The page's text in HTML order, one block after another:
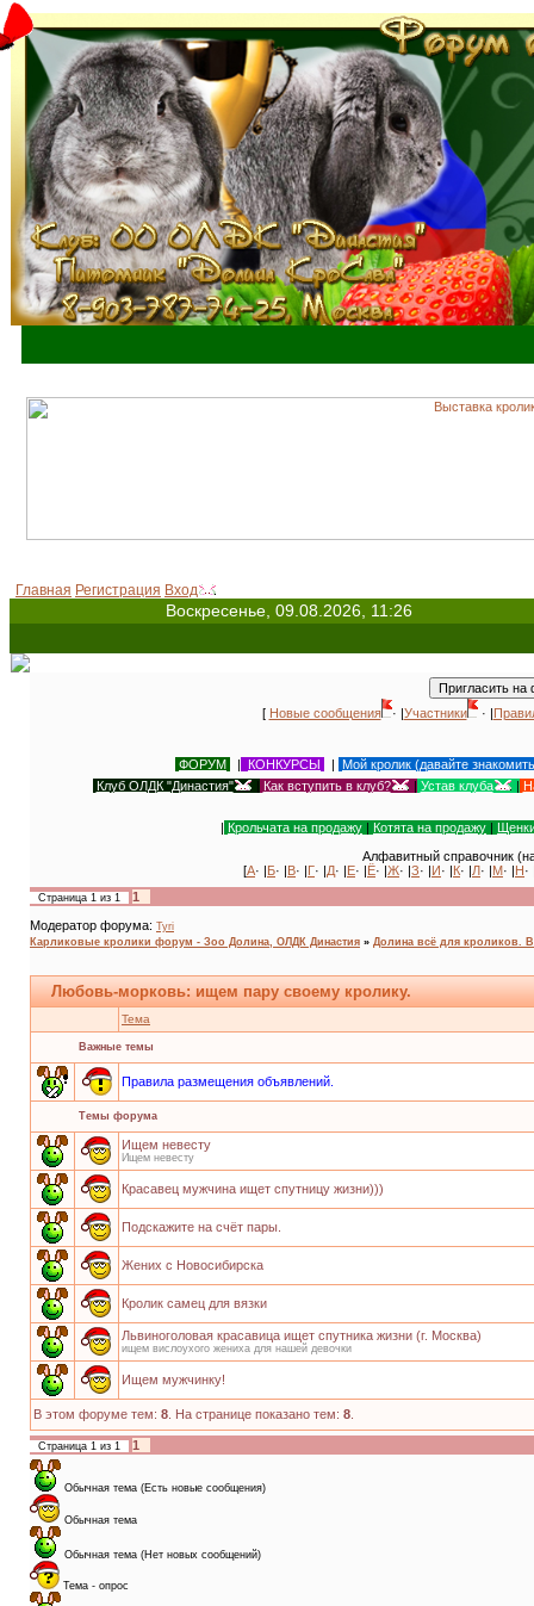
Главная Регистрация Вход
Воскресенье, 09.08.2026, 11:26
[ Новые сообщения · |Участники · |
ФОРУМ | КОНКУРСЫ | Мой кролик (давайте
Клуб ОЛДК "Династия"
| Как вступить в клуб? | Устав клуба |
| Крольчата на продажу | Котята на продажу |
Алфавитный справочник
[А· |Б· |В· |Г· |Д· |Е· |Ё· |Ж· |З· |И· |К· |Л· |М· |Н·
Страница 1 из 1
1
Модератор форума: Tyri
Карликовые кролики форум - Зоо Долина, ОЛДК Династия » Долина всё для кроликов.
Любовь-морковь: ищем пару своему кролику.
Тема
Важные темы
Правила размещения объявлений.
Темы форума
Ищем невесту
Ищем невесту
Красавец мужчина ищет спутницу жизни)))
Подскажите на счёт пары.
Жених с Новосибирска
Кролик самец для вязки
Львиноголовая красавица ищет спутника жизни (г. Москва)
ищем вислоухого жениха для нашей девочки
Ищем мужчинку!
В этом форуме тем: 8 . На странице показано тем: 8
Страница 1 из 1 1
Обычная тема (Есть новые сообщения)
Обычная тема
Обычная тема (Нет новых сообщений)
Тема - опрос